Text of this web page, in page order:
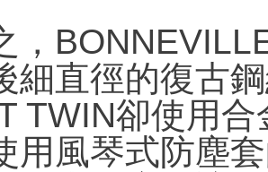
，
細直徑的復古
TWIN卻使用
用風琴式防塵